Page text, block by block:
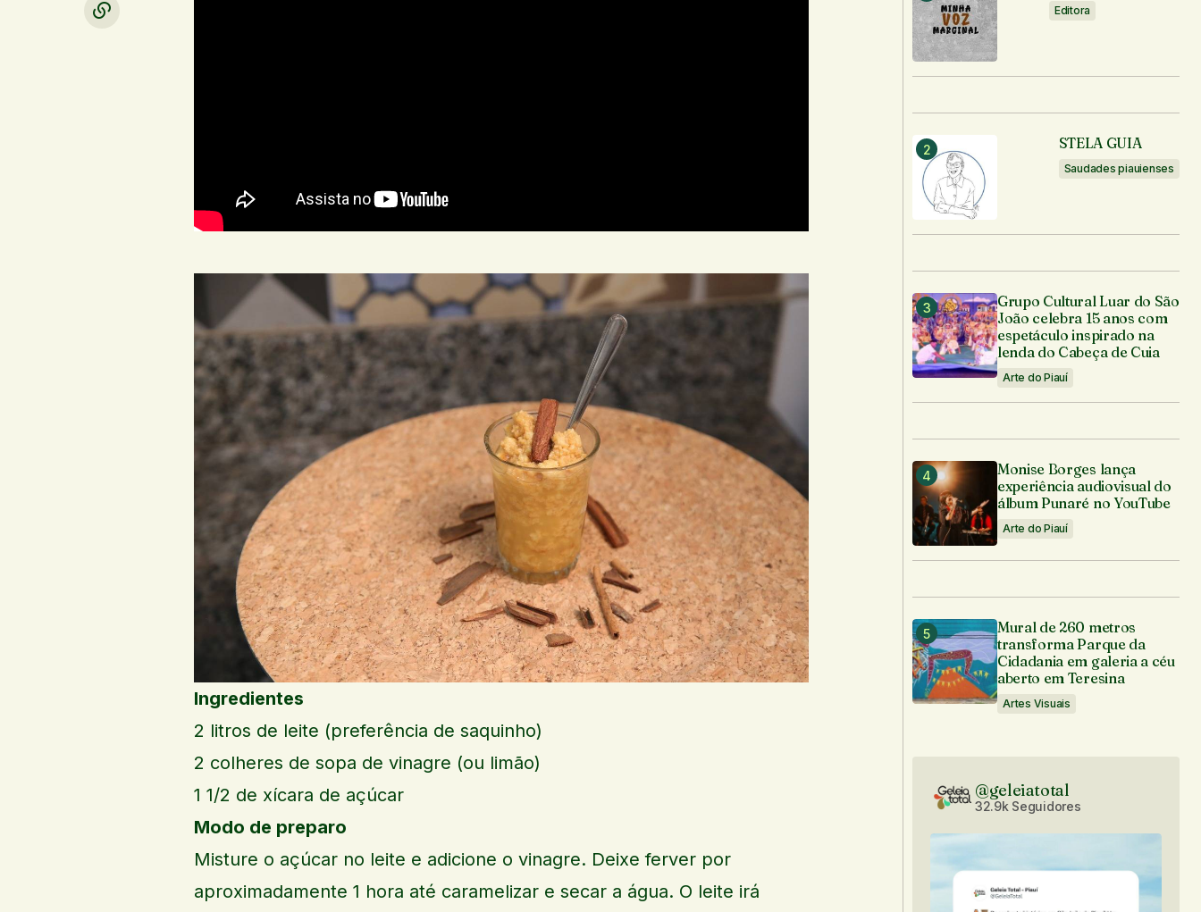
Ingredientes
2 litros de leite (preferência de saquinho)
2 colheres de sopa de vinagre (ou limão)
1 1/2 de xícara de açúcar
Modo de preparo
Misture o açúcar no leite e adicione o vinagre. Deixe ferver por
aproximadamente 1 hora até caramelizar e secar a água. O leite irá
Editora
STELA GUIA
Saudades piauienses
Grupo Cultural Luar do São
João celebra 15 anos com
espetáculo inspirado na
lenda do Cabeça de Cuia
Arte do Piauí
Monise Borges lança
experiência audiovisual do
álbum Punaré no YouTube
Arte do Piauí
Mural de 260 metros
transforma Parque da
Cidadania em galeria a céu
aberto em Teresina
Artes Visuais
@geleiatotal
32.9k Seguidores